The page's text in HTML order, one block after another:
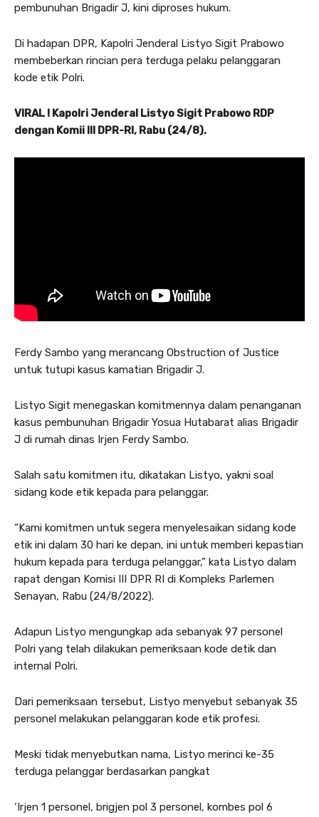
pembunuhan Brigadir J, kini diproses hukum.
Di hadapan DPR, Kapolri Jenderal Listyo Sigit Prabowo
membeberkan rincian pera terduga pelaku pelanggaran
kode etik Polri.
VIRAL ! Kapolri Jenderal Listyo Sigit Prabowo RDP
dengan Komii III DPR-RI, Rabu (24/8).
Ferdy Sambo yang merancang Obstruction of Justice
untuk tutupi kasus kamatian Brigadir J.
Listyo Sigit menegaskan komitmennya dalam penanganan
kasus pembunuhan Brigadir Yosua Hutabarat alias Brigadir
J di rumah dinas Irjen Ferdy Sambo.
Salah satu komitmen itu, dikatakan Listyo, yakni soal
sidang kode etik kepada para pelanggar.
“Kami komitmen untuk segera menyelesaikan sidang kode
etik ini dalam 30 hari ke depan, ini untuk memberi kepastian
hukum kepada para terduga pelanggar,” kata Listyo dalam
rapat dengan Komisi III DPR RI di Kompleks Parlemen
Senayan, Rabu (24/8/2022).
Adapun Listyo mengungkap ada sebanyak 97 personel
Polri yang telah dilakukan pemeriksaan kode detik dan
internal Polri.
Dari pemeriksaan tersebut, Listyo menyebut sebanyak 35
personel melakukan pelanggaran kode etik profesi.
Meski tidak menyebutkan nama, Listyo merinci ke-35
terduga pelanggar berdasarkan pangkat
‘Irjen 1 personel, brigjen pol 3 personel, kombes pol 6